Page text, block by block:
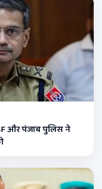
और पंजाब पुलिस ने